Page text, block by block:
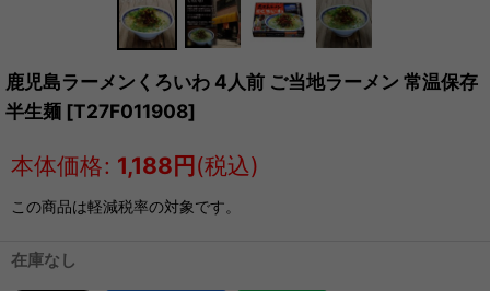
鹿児島ラーメンくろいわ 4人前 ご当地ラーメン 常温保存
半生麺 [T27F011908]
本体価格: 1,188 円 (税込)
この商品は軽減税率の対象です。
在庫なし